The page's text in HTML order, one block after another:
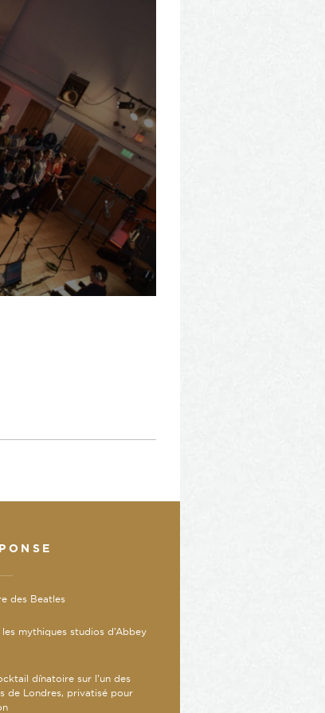
des Beatles
mythiques studios d’Abbey
dînatoire sur l’un des
de Londres, privatisé pour